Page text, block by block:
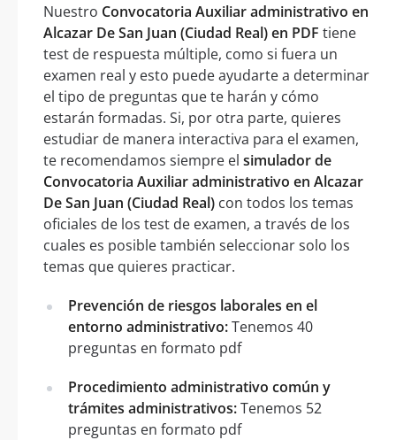
Nuestro Convocatoria Auxiliar administrativo en
Alcazar De San Juan (Ciudad Real) en PDF tiene
test de respuesta múltiple, como si fuera un
examen real y esto puede ayudarte a determinar
el tipo de preguntas que te harán y cómo
estarán formadas. Si, por otra parte, quieres
estudiar de manera interactiva para el examen,
te recomendamos siempre el simulador de
Convocatoria Auxiliar administrativo en Alcazar
De San Juan (Ciudad Real) con todos los temas
oficiales de los test de examen, a través de los
cuales es posible también seleccionar solo los
temas que quieres practicar.
Prevención de riesgos laborales en el
entorno administrativo:Tenemos 40
preguntas en formato pdf
Procedimiento administrativo común y
trámites administrativos:Tenemos 52
preguntas en formato pdf